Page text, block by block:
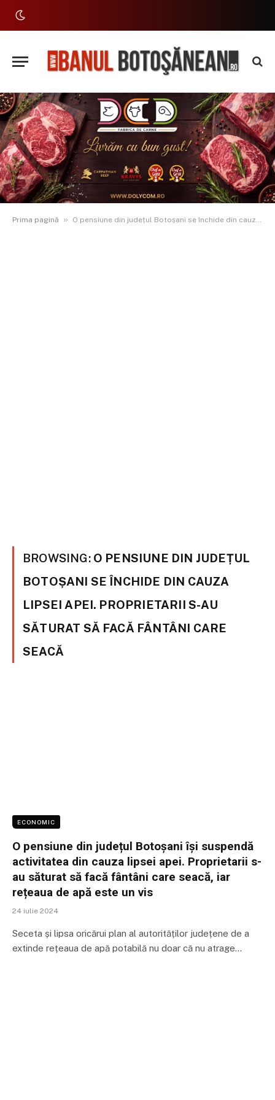
Prima pagină » O pensiune din județul Botoșani se închide din cauza lipsei apei. Proprietarii s-au săturat să facă fântâni care seacă
BROWSING: O PENSIUNE DIN JUDEȚUL
BOTOȘANI SE ÎNCHIDE DIN CAUZA
LIPSEI APEI. PROPRIETARII S-AU
SĂTURAT SĂ FACĂ FÂNTÂNI CARE
SEACĂ
ECONOMIC
O pensiune din județul Botoșani își suspendă
activitatea din cauza lipsei apei. Proprietarii s-
au săturat să facă fântâni care seacă, iar
rețeaua de apă este un vis
24 iulie 2024
Seceta și lipsa oricărui plan al autorităților județene de a
extinde rețeaua de apă potabilă nu doar că nu atrage…